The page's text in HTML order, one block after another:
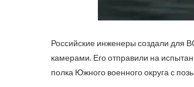
Российские инженеры создали для
камерами. Его отправили на
полка Южного военного округа с